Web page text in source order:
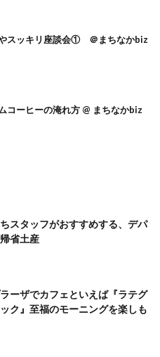
スッキリ座談会① ＠まちなかbiz
コーヒーの淹れ方 @ まちなかbiz
スタッフがおすすめする、デパ
省土産
ーザでカフェといえば『ラテグ
ク』至福のモーニングを楽しも